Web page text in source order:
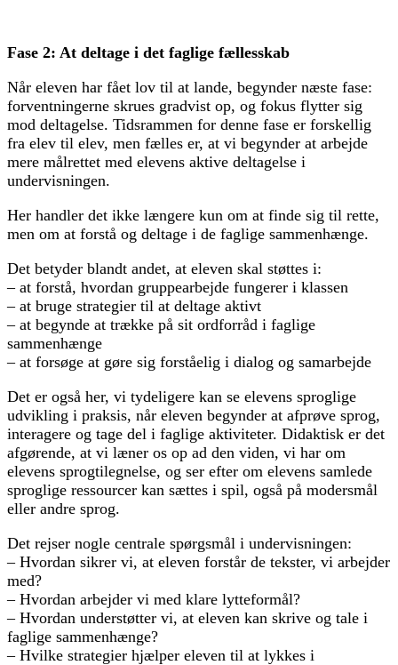
Fase 2: At deltage i det faglige fællesskab
Når eleven har fået lov til at lande, begynder næste fase:
forventningerne skrues gradvist op, og fokus flytter sig
mod deltagelse. Tidsrammen for denne fase er forskellig
fra elev til elev, men fælles er, at vi begynder at arbejde
mere målrettet med elevens aktive deltagelse i
undervisningen.
Her handler det ikke længere kun om at finde sig til rette,
men om at forstå og deltage i de faglige sammenhænge.
Det betyder blandt andet, at eleven skal støttes i:
– at forstå, hvordan gruppearbejde fungerer i klassen
– at bruge strategier til at deltage aktivt
– at begynde at trække på sit ordforråd i faglige
sammenhænge
– at forsøge at gøre sig forståelig i dialog og samarbejde
Det er også her, vi tydeligere kan se elevens sproglige
udvikling i praksis, når eleven begynder at afprøve sprog,
interagere og tage del i faglige aktiviteter. Didaktisk er det
afgørende, at vi læner os op ad den viden, vi har om
elevens sprogtilegnelse, og ser efter om elevens samlede
sproglige ressourcer kan sættes i spil, også på modersmål
eller andre sprog.
Det rejser nogle centrale spørgsmål i undervisningen:
– Hvordan sikrer vi, at eleven forstår de tekster, vi arbejder
med?
– Hvordan arbejder vi med klare lytteformål?
– Hvordan understøtter vi, at eleven kan skrive og tale i
faglige sammenhænge?
– Hvilke strategier hjælper eleven til at lykkes i